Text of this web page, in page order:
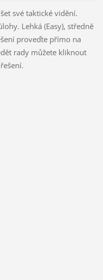
své taktické vidění.
Lehká (Easy), středně
proveďte přímo na
rady můžete kliknout